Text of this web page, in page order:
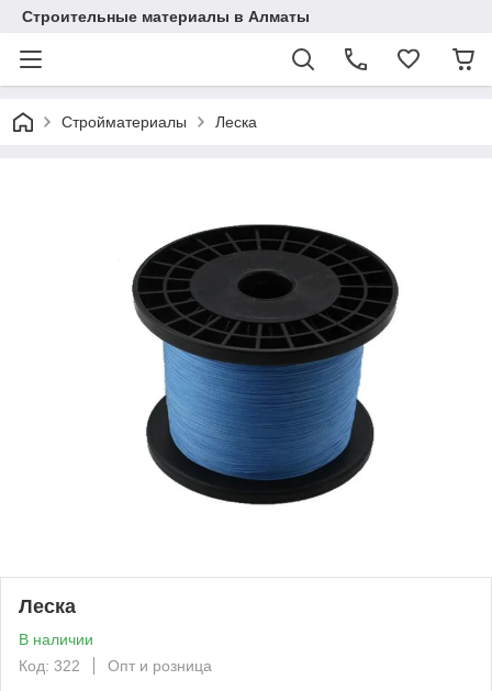
Строительные материалы в Алматы
Стройматериалы Леска
Леска
В наличии
Код: 322
Опт и розница